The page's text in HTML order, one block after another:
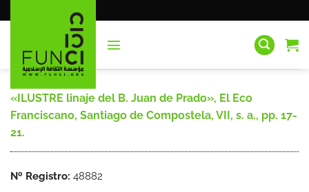
al
«ILUSTRE linaje del B. Juan de Prado», El Eco
Franciscano, Santiago de Compostela, VII, s. a., pp. 17-
21.
Nº Registro: 48882